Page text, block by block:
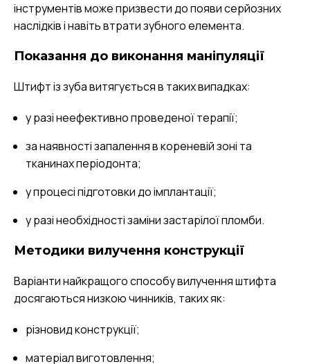
інструментів може призвести до появи серйозних
наслідків і навіть втрати зубного елемента.
Показання до виконання маніпуляції
Штифт із зуба витягується в таких випадках:
у разі неефективно проведеної терапії;
за наявності запалення в кореневій зоні та
тканинах періодонта;
у процесі підготовки до імплантації;
у разі необхідності заміни застарілої пломби.
Методики вилучення конструкції
Варіанти найкращого способу вилучення штифта
досягаються низкою чинників, таких як:
різновид конструкції;
матеріал виготовлення;